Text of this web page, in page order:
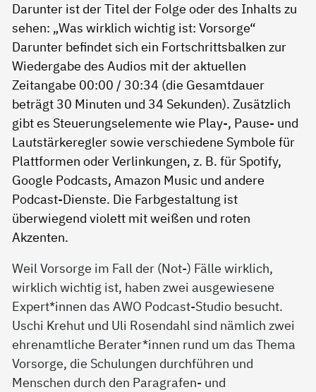
Weil Vorsorge im Fall der (Not-) Fälle wirklich,
wirklich wichtig ist, haben zwei ausgewiesene
Expert*innen das AWO Podcast-Studio besucht.
Uschi Krehut und Uli Rosendahl sind nämlich zwei
ehrenamtliche Berater*innen rund um das Thema
Vorsorge, die Schulungen durchführen und
Menschen durch den Paragrafen- und